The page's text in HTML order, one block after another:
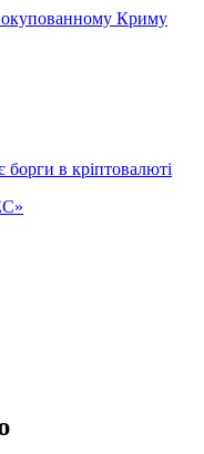
окупованному Криму
в кріптовалюті